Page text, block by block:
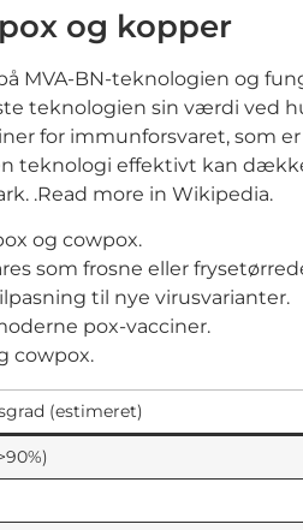
og kopper
MVA-BN-teknologien og
teknologien sin værdi ved
for immunforsvaret, som
teknologi effektivt kan
.Read more in Wikipedia.
og cowpox.
som frosne eller
til nye virusvarianter.
pox-vacciner.
cowpox.
(estimeret)